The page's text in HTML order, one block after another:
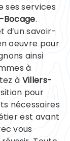
ses services
Bocage.
d’un savoir-
oeuvre pour
ainsi
à
à Villers-
pour
nécessaires
est avant
vous